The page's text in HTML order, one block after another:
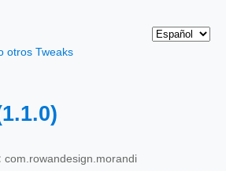
otros Tweaks
com.rowandesign.morandi